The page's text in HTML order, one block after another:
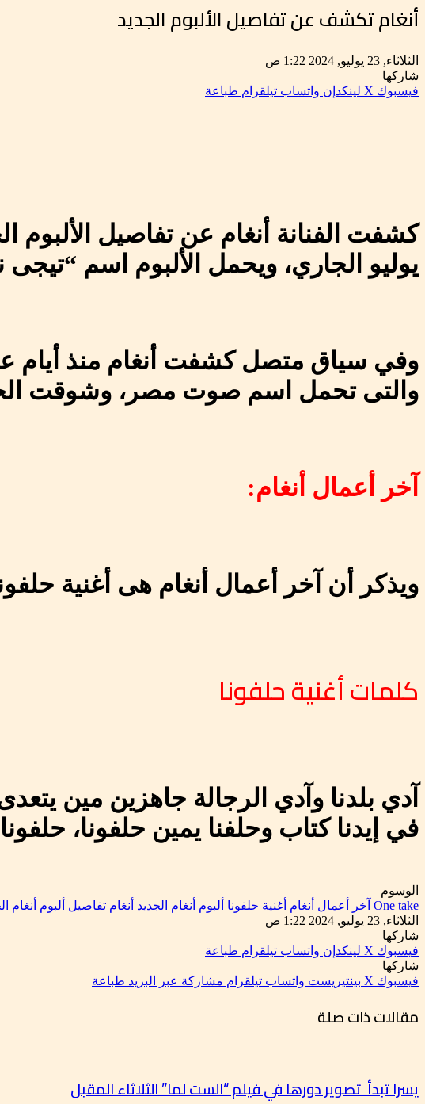
أنغام تكشف عن تفاصيل الألبوم الجديد
الثلاثاء, 23 يوليو, 2024 1:22 ص
شاركها
فيسبوك ‫X لينكدإن واتساب تيلقرام طباعة
كشفت الفنانة أنغام عن تفاصيل
يوليو الجاري، ويحمل الألبوم اسم “تيجى
وفي سياق متصل كشفت أنغام منذ أيام
والتى تحمل اسم صوت مصر، وشوقت
آخر أعمال أنغام:
ويذكر أن آخر أعمال أنغام هى أغنية
كلمات أغنية حلفونا
آدي بلدنا وآدي الرجالة جاهزين مين
في إيدنا كتاب وحلفنا يمين حلفونا، حلفونا
الوسوم
One take آخر أعمال أنغام أغنية حلفونا ألبوم أنغام الجديد أنغام تفاصيل ألبوم أنغام
الثلاثاء, 23 يوليو, 2024 1:22 ص
شاركها
فيسبوك ‫X لينكدإن واتساب تيلقرام طباعة
شاركها
فيسبوك ‫X بينتيريست واتساب تيلقرام مشاركة عبر البريد طباعة
مقالات ذات صلة
يسرا تبدأ تصوير دورها في فيلم “الست لما” الثلاثاء المقبل